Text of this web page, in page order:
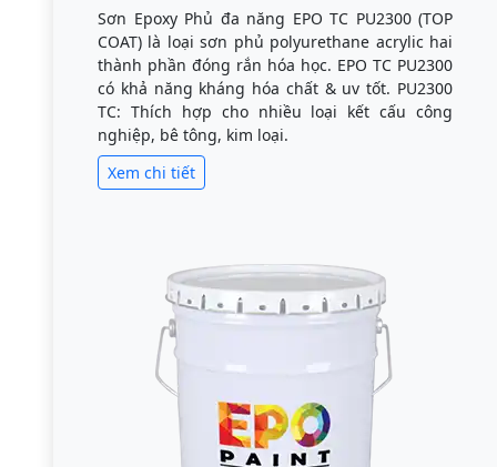
Sơn Epoxy Phủ đa năng EPO TC PU2300 (TOP
COAT) là loại sơn phủ polyurethane acrylic hai
thành phần đóng rắn hóa học. EPO TC PU2300
có khả năng kháng hóa chất & uv tốt. PU2300
TC: Thích hợp cho nhiều loại kết cấu công
nghiệp, bê tông, kim loại.
Xem chi tiết